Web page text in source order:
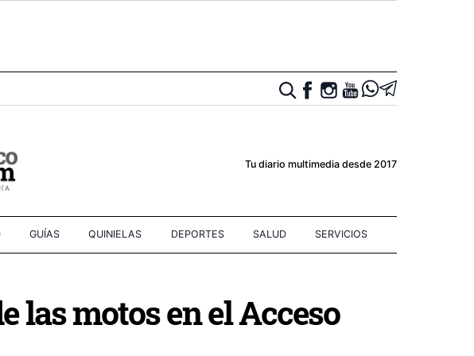
Tu diario multimedia desde 2017
GUÍAS QUINIELAS DEPORTES SALUD SERVICIOS
las motos en el Acceso